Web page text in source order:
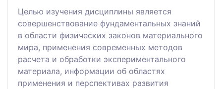
Целью изучения дисциплины является
совершенствование фундаментальных знаний
в области физических законов материального
мира, применения современных методов
расчета и обработки экспериментального
материала, информации об областях
применения и перспективах развития